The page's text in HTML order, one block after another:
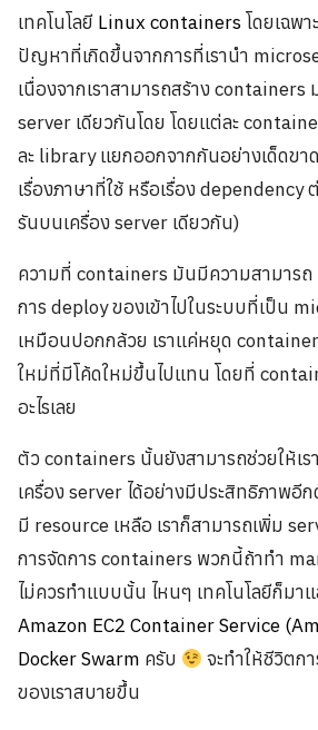
เทคโนโลยี Linux containers โดยเฉพาะ
ปัญหาที่เกิดขึ้นจากการที่เรานำ
เนื่องจากเราสามารถสร้าง containers
server เดียวกันโดย โดยแต่ละ
ละ library แยกออกจากกันอย่างเด็ดขา
เรื่องภาษาที่ใช้ หรือเรื่อง dependency
รันบนเครื่อง server เดียวกัน)
ความที่ containers มันมีความสามาร
การ deploy ของเข้าไปในระบบที่เป็น
เหมือนปอกกล้วย เราแค่หยุด
ใหม่ที่มีโค้ดใหม่ขึ้นไปแทน โดยที่
อะไรเลย
ตัว containers นั้นยังสามารถช่วยให้เ
เครื่อง server ได้อย่างมีประสิทธิภาพอี
มี resource เหลือ เราก็สามารถเพิ่ม
การจัดการ containers พวกนี้ถ้าทำ
ไม่ควรทำแบบนั้น ไหนๆ เทคโนโลยีก็มา
Amazon EC2 Container Service
Docker Swarm ครับ
จะทำให้ชีวิตก
ของเราสบายขึ้น